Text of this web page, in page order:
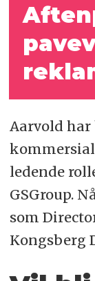
Aarvold
ledende
GSGroup.
som
Kongsberg